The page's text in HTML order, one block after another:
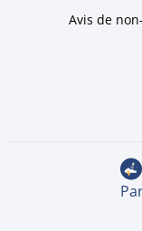
Avis de